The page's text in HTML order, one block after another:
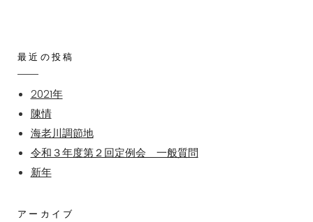
最近の投稿
2021年
陳情
海老川調節地
令和３年度第２回定例会 一般質問
新年
アーカイブ